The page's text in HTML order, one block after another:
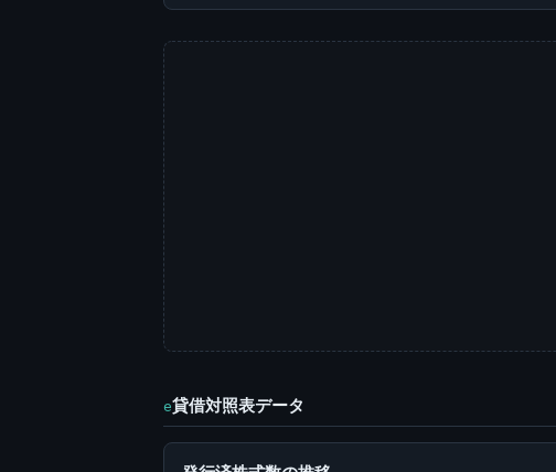
e貸借対照表データ